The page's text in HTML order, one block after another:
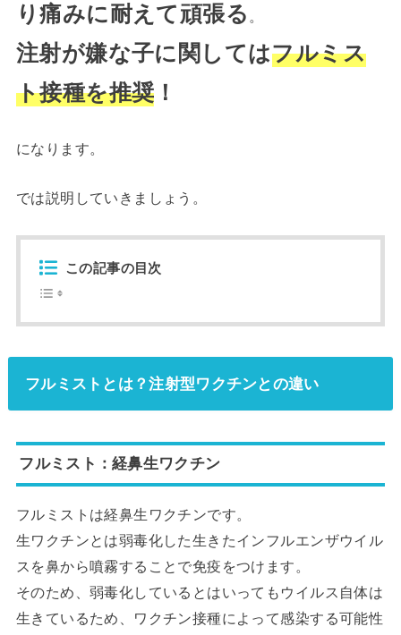
り痛みに耐えて頑張る 。
注射が嫌な子に関してはフルミス
ト接種を推奨 ！
になります。
では説明していきましょう。
この記事の目次
フルミストとは？注射型ワクチンとの違い
フルミスト：経鼻生ワクチン
フルミストは経鼻生ワクチンです。
生ワクチンとは弱毒化した生きたインフルエンザウイル
スを鼻から噴霧することで免疫をつけます。
そのため、弱毒化しているとはいってもウイルス自体は
生きているため、ワクチン接種によって感染する可能性